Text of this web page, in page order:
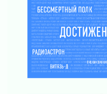
Поддержка
03 августа 2026
Ладожский мост
часа
03 августа 2026
Музеи Ленобласти
03 августа 2026